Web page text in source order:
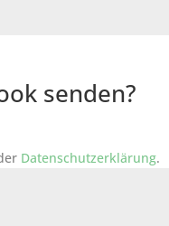
senden?
Datenschutzerklärung.